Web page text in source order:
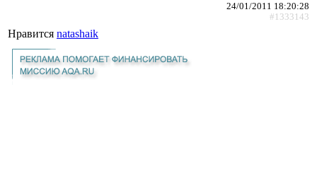
24/01/2011 18:20:28
#1333143
Нравится natashaik